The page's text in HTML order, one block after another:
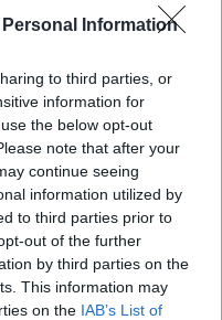
Information
to third parties, or
information for
the below opt-out
note that after your
continue seeing
information utilized by
to third parties prior to
out of the further
by third parties on the
This information may
on the IAB’s List of
για σεξουαλική
της
εκδίδει ηλεκτρονικά